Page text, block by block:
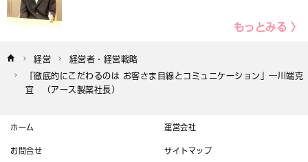
もっとみる 〉
経営
経営者・経営戦略
「徹底的にこだわるのは お客さま目線とコミュニケーション」―川端克
宜　（アース製薬社長）
ホーム 運営会社
お問合せ サイトマップ